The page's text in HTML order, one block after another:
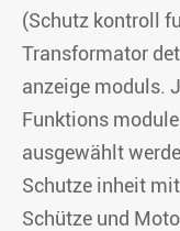
(Schutz kontroll
Transformator
anzeige moduls.
Funktions
ausgewählt
Schutze inheit
Schütze und